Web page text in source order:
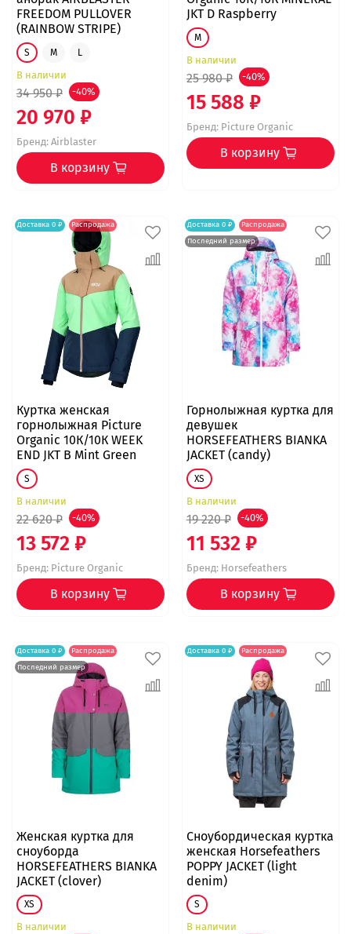
FREEDOM PULLOVER
(RAINBOW STRIPE)
S M L
В наличии
34 950 ₽ -40%
20 970 ₽
Бренд:Airblaster
В корзину
JKT D Raspberry
M
В наличии
25 980 ₽ -40%
15 588 ₽
Бренд:Picture Organic
В корзину
Доставка 0 ₽ Распродажа
Куртка женская
горнолыжная Picture
Organic 10К/10К WEEK
END JKT B Mint Green
S
В наличии
22 620 ₽ -40%
13 572 ₽
Бренд:Picture Organic
В корзину
Доставка 0 ₽
Распродажа
Последний размер
Горнолыжная куртка для
девушек
HORSEFEATHERS BIANKA
JACKET (candy)
XS
В наличии
19 220 ₽ -40%
11 532 ₽
Бренд:Horsefeathers
В корзину
Доставка 0 ₽
Распродажа
Последний размер
Женская куртка для
сноуборда
HORSEFEATHERS BIANKA
JACKET (clover)
XS
В наличии
Доставка 0 ₽ Распродажа
Сноубордическая куртка
женская Horsefeathers
POPPY JACKET (light
denim)
S
В наличии